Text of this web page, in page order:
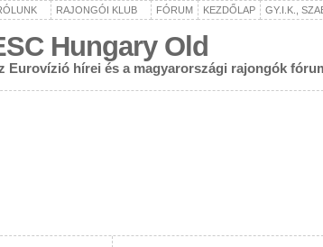
RAJONGÓI KLUB FÓRUM KEZDŐLAP GY.I.K.,
Hungary Old
Eurovízió hírei és a magyarországi rajongók